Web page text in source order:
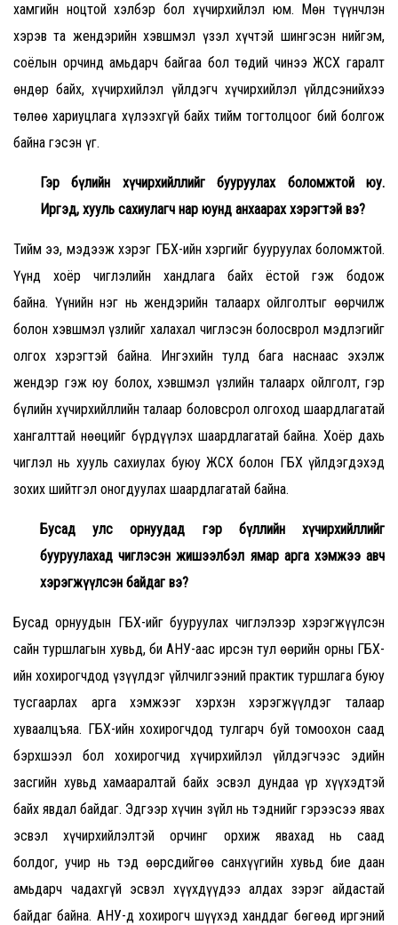
хамгийн ноцтой хэлбэр бол хүчирхийлэл юм. Мөн түүнчлэн
хэрэв та жендэрийн хэвшмэл үзэл хүчтэй шингэсэн нийгэм,
соёлын орчинд амьдарч байгаа бол төдий чинээ ЖСХ гаралт
өндөр байх, хүчирхийлэл үйлдэгч хүчирхийлэл үйлдсэнийхээ
төлөө хариуцлага хүлээхгүй байх тийм тогтолцоог бий болгож
байна гэсэн үг.
Гэр бүлийн хүчирхийллийг бууруулах боломжтой юу.
Иргэд, хууль сахиулагч нар юунд анхаарах хэрэгтэй вэ?
Тийм ээ, мэдээж хэрэг ГБХ-ийн хэргийг бууруулах боломжтой.
Үүнд хоёр чиглэлийн хандлага байх ёстой гэж бодож
байна. Үүнийн нэг нь жендэрийн талаарх ойлголтыг өөрчилж
болон хэвшмэл үзлийг халахал чиглэсэн болосврол мэдлэгийг
олгох хэрэгтэй байна. Ингэхийн тулд бага наснаас эхэлж
жендэр гэж юу болох, хэвшмэл үзлийн талаарх ойлголт, гэр
бүлийн хүчирхийллийн талаар боловсрол олгоход шаардлагатай
хангалттай нөөцийг бүрдүүлэх шаардлагатай байна. Хоёр дахь
чиглэл нь хууль сахиулах буюу ЖСХ болон ГБХ үйлдэгдэхэд
зохих шийтгэл оногдуулах шаардлагатай байна.
Бусад улс орнуудад гэр бүллийн хүчирхийллийг
бууруулахад чиглэсэн жишээлбэл ямар арга хэмжээ авч
хэрэгжүүлсэн байдаг вэ?
Бусад орнуудын ГБХ-ийг бууруулах чиглэлээр хэрэгжүүлсэн
сайн туршлагын хувьд, би АНУ-аас ирсэн тул өөрийн орны ГБХ-
ийн хохирогчдод үзүүлдэг үйлчилгээний практик туршлага буюу
тусгаарлах арга хэмжээг хэрхэн хэрэгжүүлдэг талаар
хуваалцъяа. ГБХ-ийн хохирогчдод тулгарч буй томоохон саад
бэрхшээл бол хохирогчид хүчирхийлэл үйлдэгчээс эдийн
засгийн хувьд хамааралтай байх эсвэл дундаа үр хүүхэдтэй
байх явдал байдаг. Эдгээр хүчин зүйл нь тэднийг гэрээсээ явах
эсвэл хүчирхийлэлтэй орчинг орхиж явахад нь саад
болдог, учир нь тэд өөрсдийгөө санхүүгийн хувьд бие даан
амьдарч чадахгүй эсвэл хүүхдүүдээ алдах зэрэг айдастай
байдаг байна. АНУ-д хохирогч шүүхэд ханддаг бөгөөд иргэний